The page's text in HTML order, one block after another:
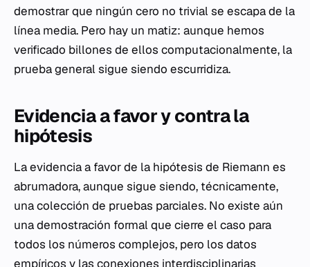
demostrar que ningún cero no trivial se escapa de la
línea media. Pero hay un matiz: aunque hemos
verificado billones de ellos computacionalmente, la
prueba general sigue siendo escurridiza.
Evidencia a favor y contra la
hipótesis
La evidencia a favor de la hipótesis de Riemann es
abrumadora, aunque sigue siendo, técnicamente,
una colección de pruebas parciales. No existe aún
una demostración formal que cierre el caso para
todos los números complejos, pero los datos
empíricos y las conexiones interdisciplinarias